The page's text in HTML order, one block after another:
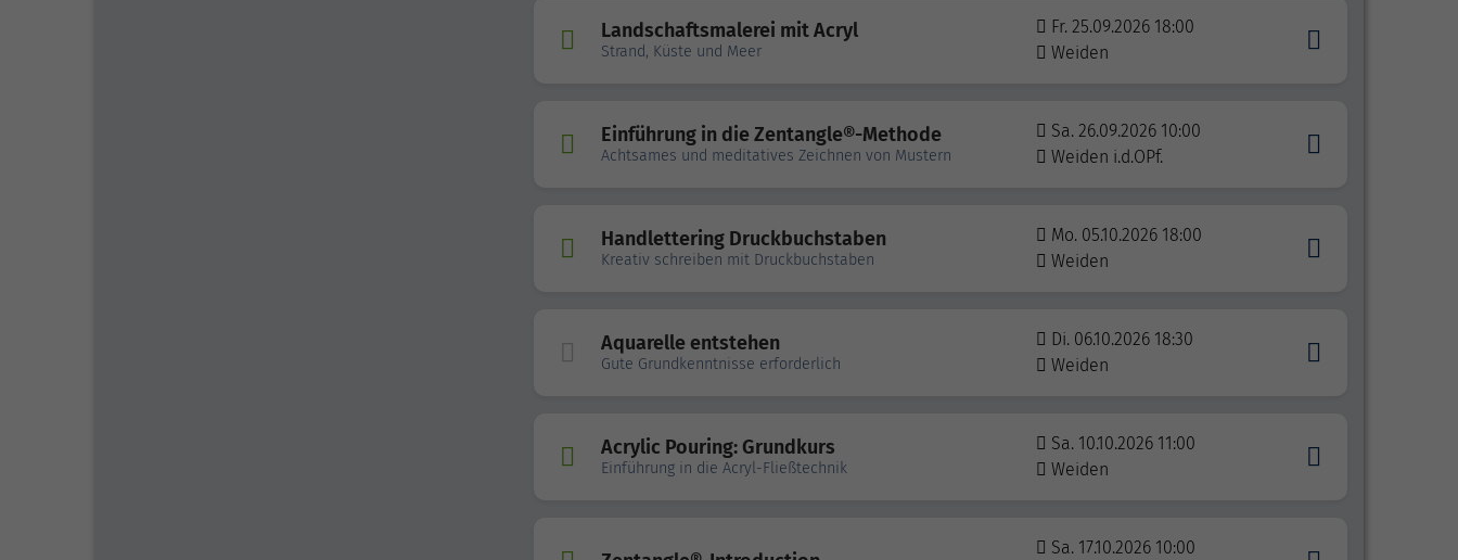
Landschaftsmalerei mit Acryl
Strand, Küste und Meer
Fr. 25.09.2026 18:00
Weiden
Einführung in die Zentangle®-Methode
Achtsames und meditatives Zeichnen von Mustern
Sa. 26.09.2026 10:00
Weiden i.d.OPf.
Handlettering Druckbuchstaben
Kreativ schreiben mit Druckbuchstaben
Mo. 05.10.2026 18:00
Weiden
Aquarelle entstehen
Gute Grundkenntnisse erforderlich
Di. 06.10.2026 18:30
Weiden
Acrylic Pouring: Grundkurs
Einführung in die Acryl-Fließtechnik
Sa. 10.10.2026 11:00
Weiden
Sa. 17.10.2026 10:00